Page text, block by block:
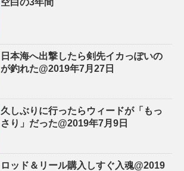
日本海へ出撃したら剣先イカっぽいの
が釣れた@2019年7月27日
久しぶりに行ったらウィードが「もっ
さり」だった@2019年7月9日
ロッド＆リール購入しすぐ入魂@2019